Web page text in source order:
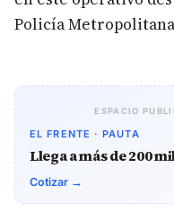
Policía
ESPACIO
EL FRENTE · PAUTA
Llega a más de 200
Cotizar →